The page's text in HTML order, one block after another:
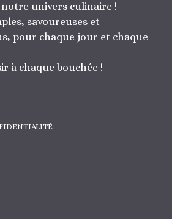
notre univers culinaire !
savoureuses et
pour chaque jour et chaque
à chaque bouchée !